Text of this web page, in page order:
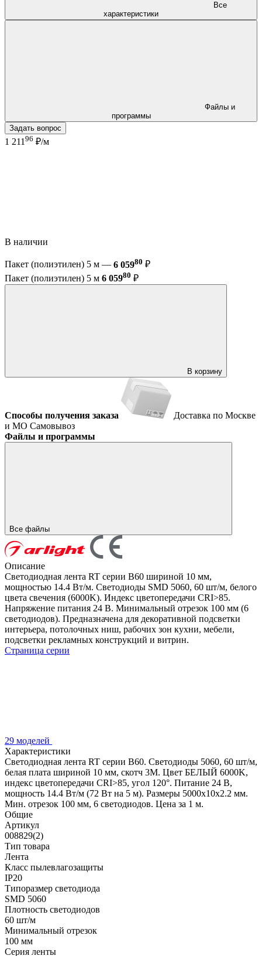
характеристики
программы
Задать вопрос
1 211 96 ₽/м
В наличии
Пакет (полиэтилен) 5 м — 6 05980 ₽
Пакет (полиэтилен) 5 м 6 05980 ₽
В корзину
Способы получения заказа
Доставка по Москве
и МО Самовывоз
Файлы и программы
Все файлы
Описание
Светодиодная лента RT серии B60 шириной 10 мм,
мощностью 14.4 Вт/м. Светодиоды SMD 5060, 60 шт/м, белого
цвета свечения (6000K). Индекс цветопередачи CRI>85.
Напряжение питания 24 В. Минимальный отрезок 100 мм (6
светодиодов). Предназначена для декоративной подсветки
интерьера, потолочных ниш, рабочих зон кухни, мебели,
подсветки рекламных конструкций и витрин.
Страница серии
29 моделей
Характеристики
Светодиодная лента RT серии B60. Светодиоды 5060, 60 шт/м,
белая плата шириной 10 мм, скотч 3M. Цвет БЕЛЫЙ 6000K,
индекс цветопередачи CRI>85, угол 120°. Питание 24 В,
мощность 14.4 Вт/м (72 Вт на 5 м). Размеры 5000x10x2.2 мм.
Мин. отрезок 100 мм, 6 светодиодов. Цена за 1 м.
Общие
Артикул
008829(2)
Тип товара
Лента
Класс пылевлагозащиты
IP20
Типоразмер светодиода
SMD 5060
Плотность светодиодов
60 шт/м
Минимальный отрезок
100 мм
Серия ленты